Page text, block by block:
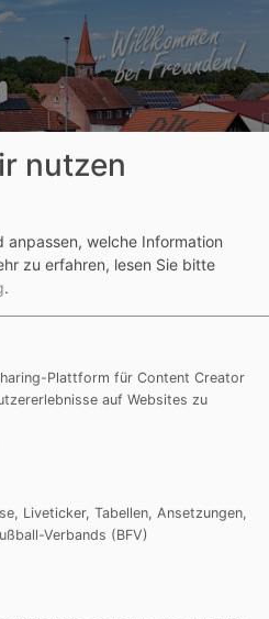
der FFW
ihren Internet Auftritt
Ihr Euch über die
nutzen
anpassen, welche Information
zu erfahren, lesen Sie bitte
.
Plattform für Content Creator
auf Websites zu
Liveticker, Tabellen, Ansetzungen,
Verbands (BFV)